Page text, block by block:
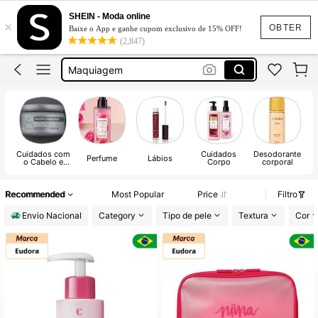
OBTER
×
SHEIN - Moda online
Baixe o App e ganhe cupom exclusivo de 15% OFF!
(2,847)
Blush
Sheglam
Maquiagem
Unha Postiça
Blush
Sheglam
Cuidados com
o Cabelo e Perfume Lábios Cuidados
Corpo
Desodorante
corporal
Recommended Most Popular Price
Filtro
Envio Nacional
Category Tipo de pele Textura Cor